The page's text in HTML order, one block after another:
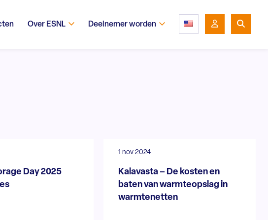
Over ESNL Deelnemer worden
Day 2025
1 nov 2024
Kalavasta – De kosten en
baten van warmteopslag in
warmtenetten